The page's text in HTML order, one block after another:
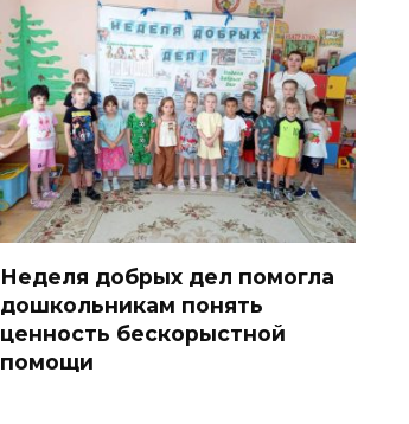
Неделя добрых дел помогла
дошкольникам понять
ценность бескорыстной
помощи